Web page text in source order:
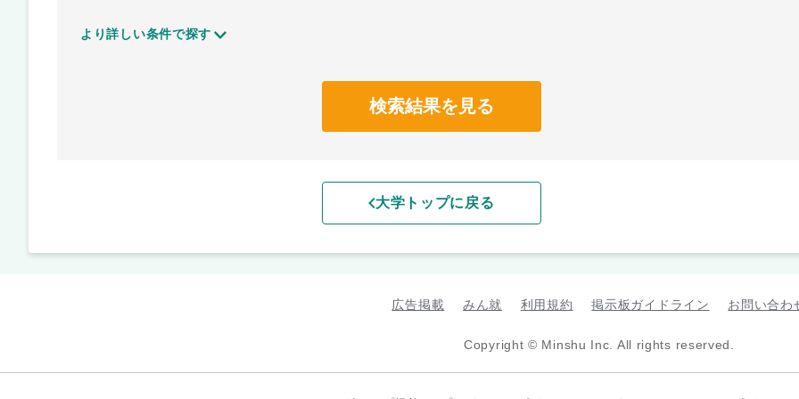
より詳しい条件で探す
検索結果を見る
大学トップに戻る
広告掲載 みん就 利用規約 掲示板ガイドライン お問い合わ
Copyright © Minshu Inc. All rights reserved.